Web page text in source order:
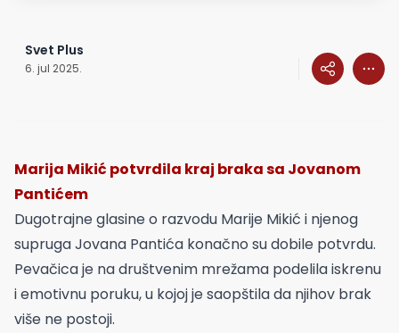
Svet Plus
6. jul 2025.
Marija Mikić potvrdila kraj braka sa Jovanom
Pantićem
Dugotrajne glasine o razvodu Marije Mikić i njenog
supruga Jovana Pantića konačno su dobile potvrdu.
Pevačica je na društvenim mrežama podelila iskrenu
i emotivnu poruku, u kojoj je saopštila da njihov brak
više ne postoji.